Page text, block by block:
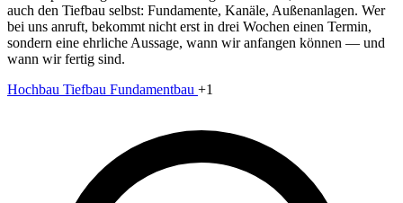
auch den Tiefbau selbst: Fundamente, Kanäle, Außenanlagen. Wer
bei uns anruft, bekommt nicht erst in drei Wochen einen Termin,
sondern eine ehrliche Aussage, wann wir anfangen können — und
wann wir fertig sind.
Hochbau Tiefbau Fundamentbau +1